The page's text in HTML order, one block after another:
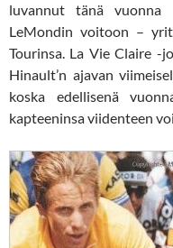
luvannut tänä vuonna
LeMondin voitoon –
Tourinsa. La Vie Claire -
Hinault’n ajavan
koska edellisenä
kapteeninsa viidenteen